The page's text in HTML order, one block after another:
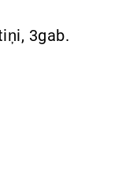
3gab.